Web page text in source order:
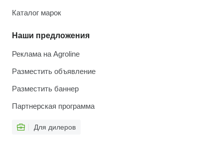
Каталог марок
Наши предложения
Реклама на Agroline
Разместить объявление
Разместить баннер
Партнерская программа
Для дилеров